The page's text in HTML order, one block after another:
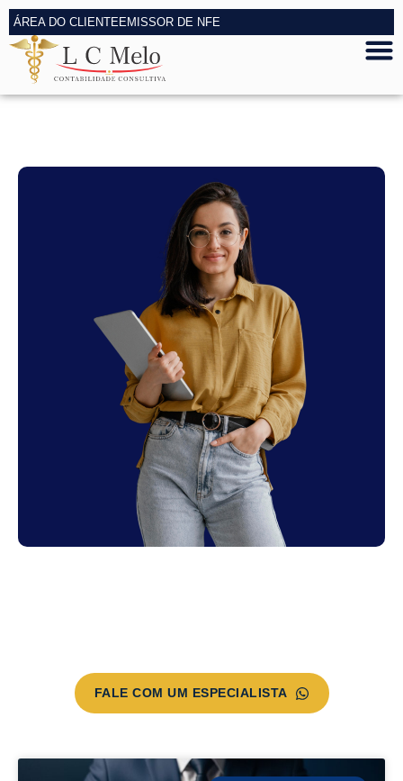
ÁREA DO CLIENTEEMISSOR DE NFE
FALE COM UM ESPECIALISTA